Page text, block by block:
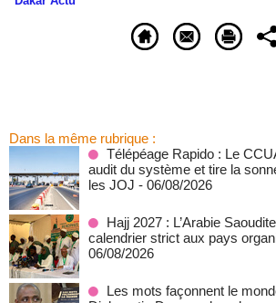
Dans la même rubrique :
Télépéage Rapido : Le
audit du système et tire la
les JOJ - 06/08/2026
Hajj 2027 : L’Arabie
calendrier strict aux pays
06/08/2026
Les mots façonnent le